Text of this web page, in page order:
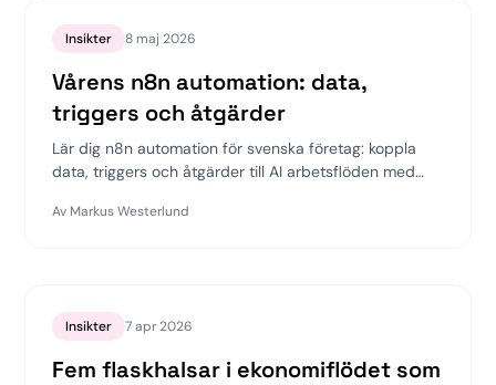
Insikter 8 maj 2026
Vårens n8n automation: data,
triggers och åtgärder
Lär dig n8n automation för svenska företag: koppla
data, triggers och åtgärder till AI arbetsflöden med
Av Markus Westerlund
Insikter 7 apr 2026
Fem flaskhalsar i ekonomiflödet som